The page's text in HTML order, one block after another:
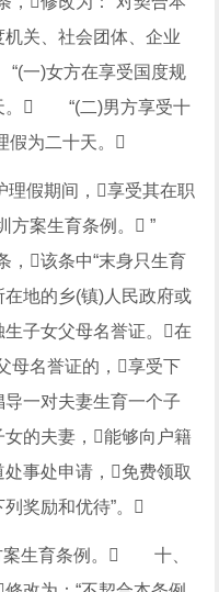
关、社会团体、企业
一)女方在享受国度规
。 “(二)男方享受十
为二十天。
假期间，享受其在职
方案生育条例。 ”
，该条中“末身只生育
地的乡(镇)人民政府或
子女父母名誉证。在
母名誉证的，享受下
导一对夫妻生育一个子
的夫妻，能够向户籍
事处申请，免费领取
奖励和优待”。
生育条例。 十、